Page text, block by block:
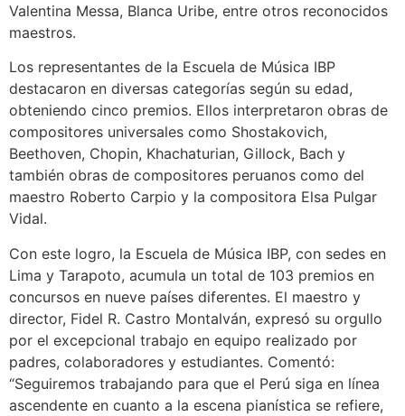
Valentina Messa, Blanca Uribe, entre otros reconocidos
maestros.
Los representantes de la Escuela de Música IBP
destacaron en diversas categorías según su edad,
obteniendo cinco premios. Ellos interpretaron obras de
compositores universales como Shostakovich,
Beethoven, Chopin, Khachaturian, Gillock, Bach y
también obras de compositores peruanos como del
maestro Roberto Carpio y la compositora Elsa Pulgar
Vidal.
Con este logro, la Escuela de Música IBP, con sedes en
Lima y Tarapoto, acumula un total de 103 premios en
concursos en nueve países diferentes. El maestro y
director, Fidel R. Castro Montalván, expresó su orgullo
por el excepcional trabajo en equipo realizado por
padres, colaboradores y estudiantes. Comentó:
“Seguiremos trabajando para que el Perú siga en línea
ascendente en cuanto a la escena pianística se refiere,